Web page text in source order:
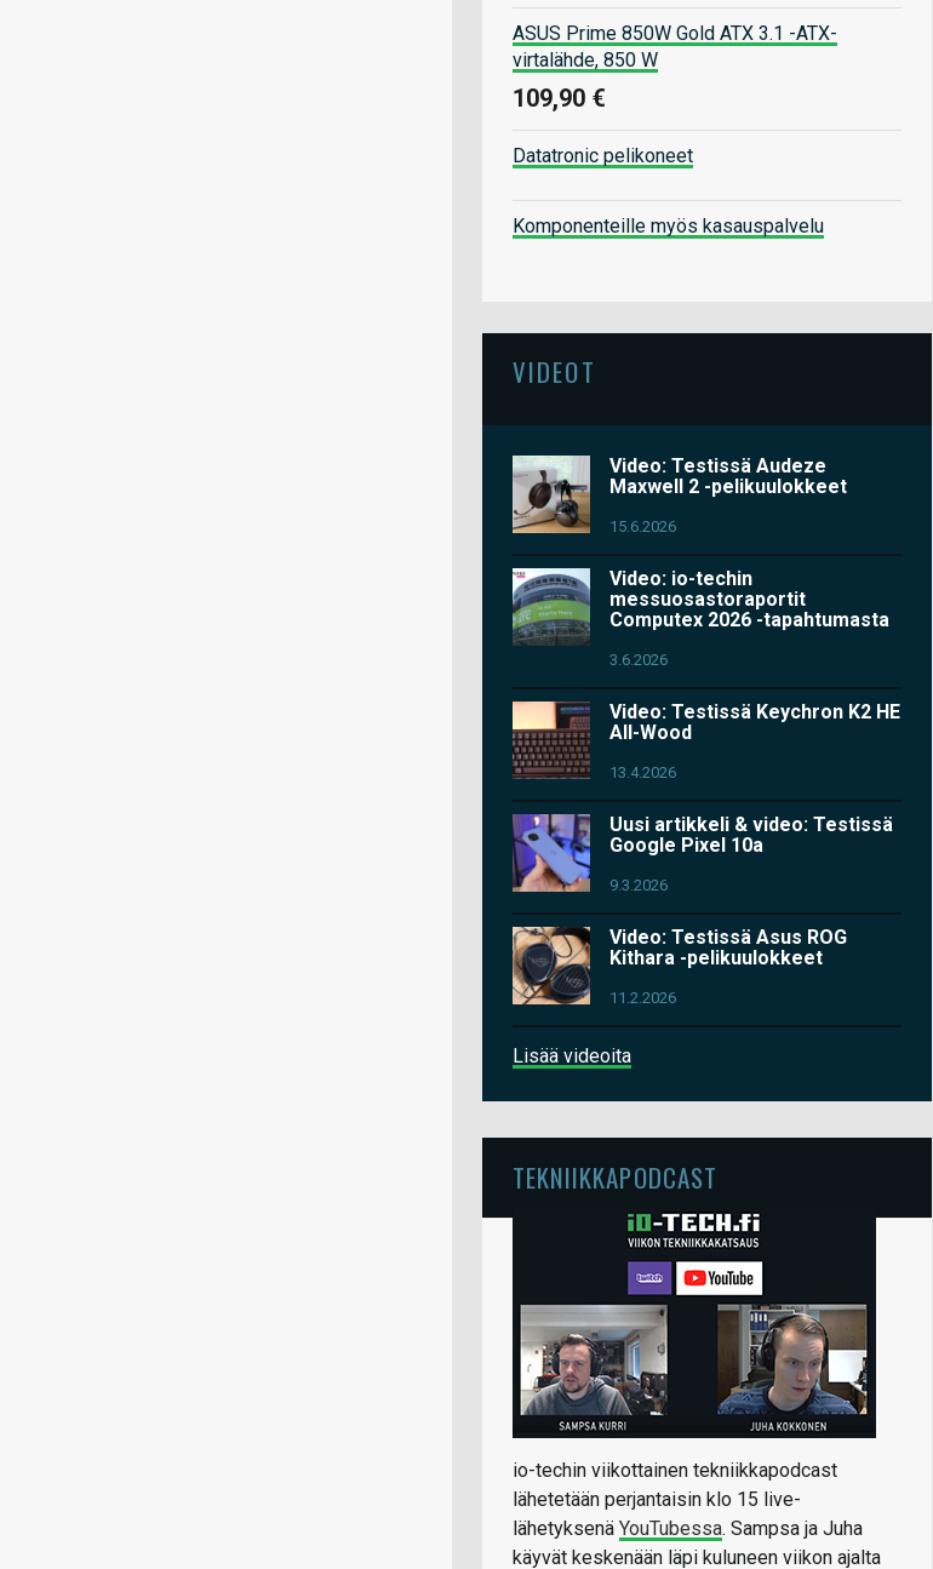
ASUS Prime 850W Gold ATX 3.1 -ATX-
virtalähde, 850 W
109,90 €
Datatronic pelikoneet
Komponenteille myös kasauspalvelu
VIDEOT
Video: Testissä Audeze
Maxwell 2 -pelikuulokkeet
15.6.2026
Video: io-techin
messuosastoraportit
Computex 2026 -tapahtumasta
3.6.2026
Video: Testissä Keychron K2 HE
All-Wood
13.4.2026
Uusi artikkeli & video: Testissä
Google Pixel 10a
9.3.2026
Video: Testissä Asus ROG
Kithara -pelikuulokkeet
11.2.2026
Lisää videoita
TEKNIIKKAPODCAST
io-techin viikottainen tekniikkapodcast
lähetetään perjantaisin klo 15 live-
lähetyksenä YouTubessa. Sampsa ja Juha
käyvät keskenään läpi kuluneen viikon ajalta